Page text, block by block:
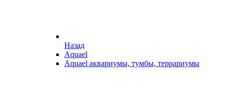
Назад
Aquael
Aquael аквариумы, тумбы, террариумы